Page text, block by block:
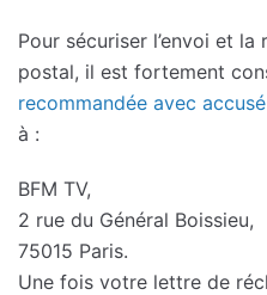
Pour sécuriser l’envoi et
postal, il est fortement
recommandée avec
à :
BFM TV,
2 rue du Général Boissieu,
75015 Paris.
Une fois votre lettre de